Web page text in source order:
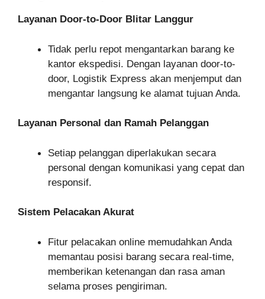
Layanan Door-to-Door Blitar Langgur
Tidak perlu repot mengantarkan barang ke
kantor ekspedisi. Dengan layanan door-to-
door, Logistik Express akan menjemput dan
mengantar langsung ke alamat tujuan Anda.
Layanan Personal dan Ramah Pelanggan
Setiap pelanggan diperlakukan secara
personal dengan komunikasi yang cepat dan
responsif.
Sistem Pelacakan Akurat
Fitur pelacakan online memudahkan Anda
memantau posisi barang secara real-time,
memberikan ketenangan dan rasa aman
selama proses pengiriman.